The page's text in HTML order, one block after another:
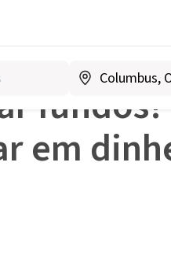
fundos?
em